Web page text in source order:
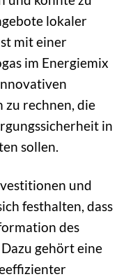
lokaler
mit einer
im Energiemix
zu rechnen, die
in
sollen.
und
festhalten, dass
des
gehört eine